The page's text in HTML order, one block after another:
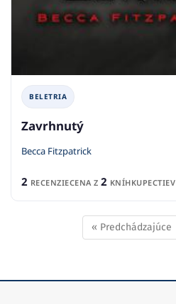
BELETRIA
Zavrhnutý
Becca Fitzpatrick
2 RECENZIECENA Z 2 KNÍHKUPECTIEV
« Predchádzajúce